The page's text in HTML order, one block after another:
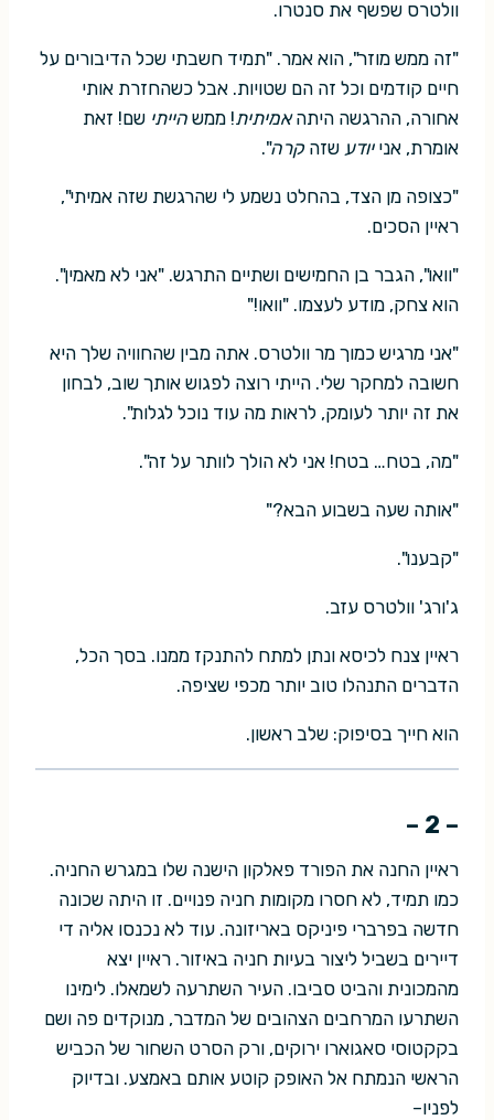
וולטרס שפשף את סנטרו.
"זה ממש מוזר", הוא אמר. "תמיד חשבתי שכל הדיבורים על
חיים קודמים וכל זה הם שטויות. אבל כשהחזרת אותי
אחורה, ההרגשה היתהאמיתית! ממש הייתי שם! זאת
אומרת, אנייודע שזהקרה".
"כצופה מן הצד, בהחלט נשמע לי שהרגשת שזה אמיתי",
ראיין הסכים.
"וואו", הגבר בן החמישים ושתיים התרגש. "אני לא מאמין".
הוא צחק, מודע לעצמו. "וואו!"
"אני מרגיש כמוך מר וולטרס. אתה מבין שהחוויה שלך היא
חשובה למחקר שלי. הייתי רוצה לפגוש אותך שוב, לבחון
את זה יותר לעומק, לראות מה עוד נוכל לגלות".
"מה, בטח… בטח! אני לא הולך לוותר על זה".
"אותה שעה בשבוע הבא?"
"קבענו".
ג'ורג' וולטרס עזב.
ראיין צנח לכיסא ונתן למתח להתנקז ממנו. בסך הכל,
הדברים התנהלו טוב יותר מכפי שציפה.
הוא חייך בסיפוק: שלב ראשון.
– 2 –
ראיין החנה את הפורד פאלקון הישנה שלו במגרש החניה.
כמו תמיד, לא חסרו מקומות חניה פנויים. זו היתה שכונה
חדשה בפרברי פיניקס באריזונה. עוד לא נכנסו אליה די
דיירים בשביל ליצור בעיות חניה באיזור. ראיין יצא
מהמכונית והביט סביבו. העיר השתרעה לשמאלו. לימינו
השתרעו המרחבים הצהובים של המדבר, מנוקדים פה ושם
בקקטוסי סאגוארו ירוקים, ורק הסרט השחור של הכביש
הראשי הנמתח אל האופק קוטע אותם באמצע. ובדיוק
לפניו–